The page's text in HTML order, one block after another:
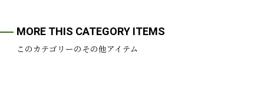
MORE THIS CATEGORY ITEMS
このカテゴリーのその他アイテム